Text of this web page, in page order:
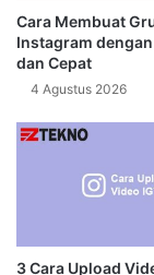
Cara Membuat
Instagram
dan Cepat
4 Agustus 2026
3 Cara Upload